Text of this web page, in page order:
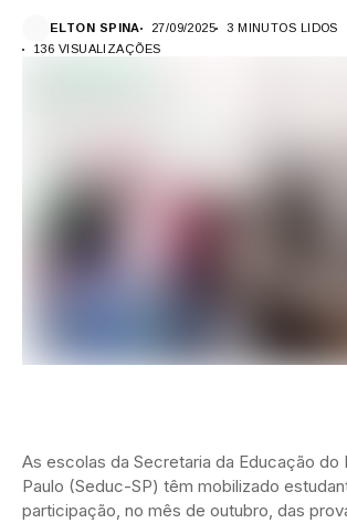
ELTON SPINA 27/09/2025
3 MINUTOS LIDOS
136 VISUALIZAÇÕES
As escolas da Secretaria da Educação do
Paulo (Seduc-SP) têm mobilizado
participação, no mês de outubro, das